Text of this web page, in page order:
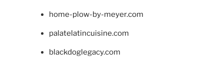
home-plow-by-meyer.com
palatelatincuisine.com
blackdoglegacy.com